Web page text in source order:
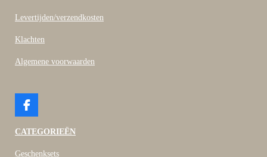
Levertijden/verzendkosten
Klachten
Algemene voorwaarden
F
c
b
CATEGORIEËN
Geschenksets